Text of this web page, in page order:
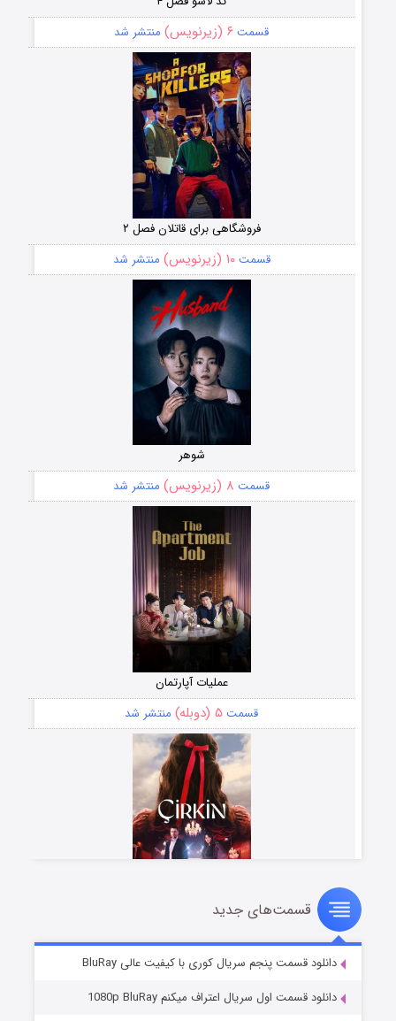
قسمت ۶ (زیرنویس) منتشر شد
فروشگاهی برای قاتلان فصل ۲
قسمت۱۰ (زیرنویس) منتشر شد
شوهر
قسمت ۸ (زیرنویس) منتشر شد
عملیات آپارتمان
قسمت ۵ (دوبله) منتشر شد
سریال زشت
قسمت۲ (زیرنویس) منتشر شد
قسمت‌های جدید
دانلود قسمت پنجم سریال کوری با کیفیت عالی BluRay
دانلود قسمت اول سریال اعتراف میکنم 1080p BluRay